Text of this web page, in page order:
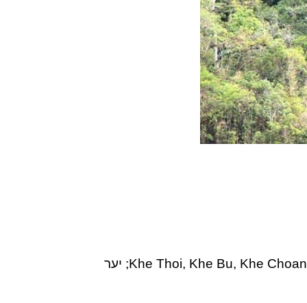
הפארק הלאומי Pu Mat היינו אתר תיירותי אקולוגי אטרקטיבי עם נופים יפים כמו היער הבראשיתי של Khe Thoi, Khe Bu, Khe Choang; יער